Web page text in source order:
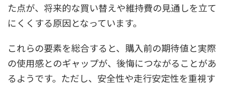
た点が、将来的な買い替えや維持費の見通しを立て
にくくする原因となっています。
これらの要素を総合すると、購入前の期待値と実際
の使用感とのギャップが、後悔につながることがあ
るようです。ただし、安全性や走行安定性を重視す